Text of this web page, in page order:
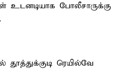
உடனடியாக போலீசாருக்கு
ரெயில்வே